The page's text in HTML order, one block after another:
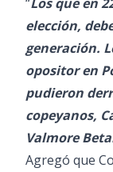
elección,
generación.
opositor en
pudieron
copeyanos,
Valmore
Agregó que